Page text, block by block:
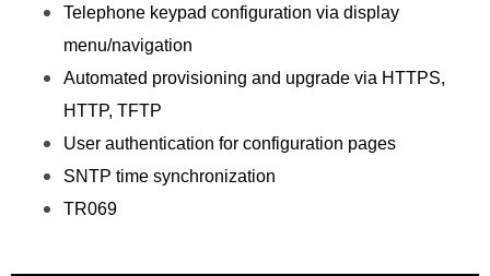
Telephone keypad configuration via display
menu/navigation
Automated provisioning and upgrade via HTTPS,
HTTP, TFTP
User authentication for configuration pages
SNTP time synchronization
TR069